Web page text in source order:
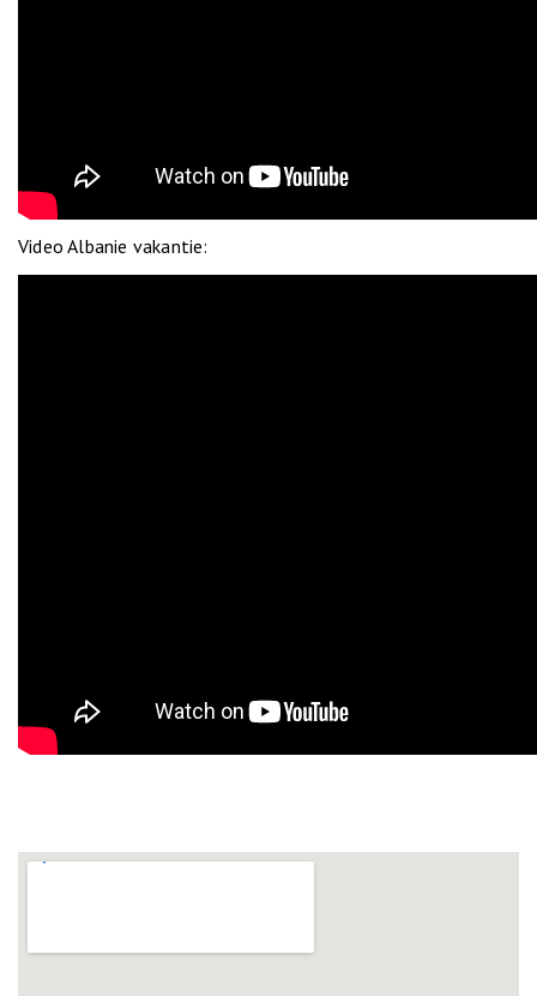
Video Albanie vakantie: